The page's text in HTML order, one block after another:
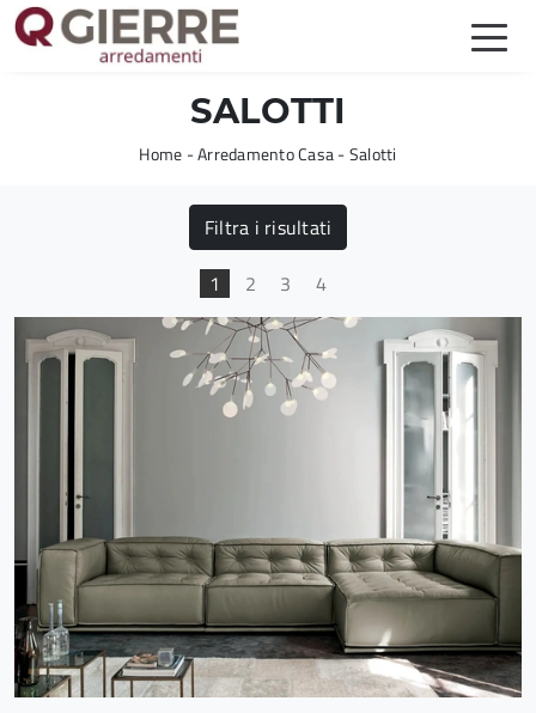
SALOTTI
Home -Arredamento Casa-Salotti
Filtra i risultati
1
2 3 4